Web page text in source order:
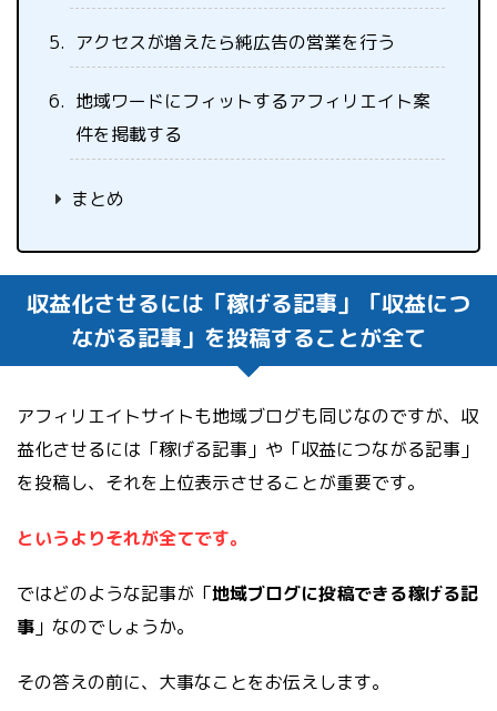
アクセスが増えたら純広告の営業を行う
地域ワードにフィットするアフィリエイト案
件を掲載する
まとめ
収益化させるには「稼げる記事」「収益につ
ながる記事」を投稿することが全て
アフィリエイトサイトも地域ブログも同じなのですが、収
益化させるには「稼げる記事」や「収益につながる記事」
を投稿し、それを上位表示させることが重要です。
というよりそれが全てです。
ではどのような記事が「地域ブログに投稿できる稼げる記
事 」なのでしょうか。
その答えの前に、大事なことをお伝えします。